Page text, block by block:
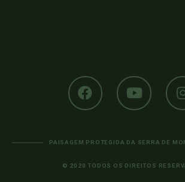
PAISAGEM PROTEGIDA DA SERRA DE
© 2020 TODOS OS DIREITOS